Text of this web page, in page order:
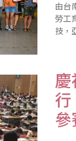
由台
勞工
技，
慶
行
參